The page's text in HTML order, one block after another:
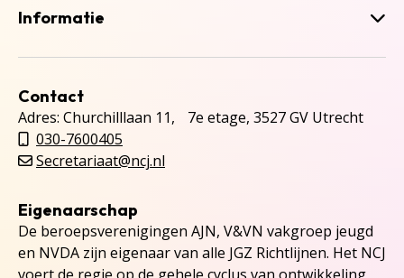
Informatie
Contact
Adres: Churchilllaan 11, 7e etage, 3527 GV Utrecht
030-7600405
Secretariaat@ncj.nl
Eigenaarschap
De beroepsverenigingen AJN, V&VN vakgroep jeugd
en NVDA zijn eigenaar van alle JGZ Richtlijnen. Het NCJ